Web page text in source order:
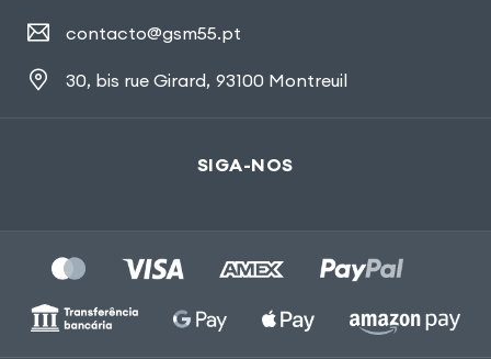
contacto@gsm55.pt
30, bis rue Girard, 93100 Montreuil
SIGA-NOS